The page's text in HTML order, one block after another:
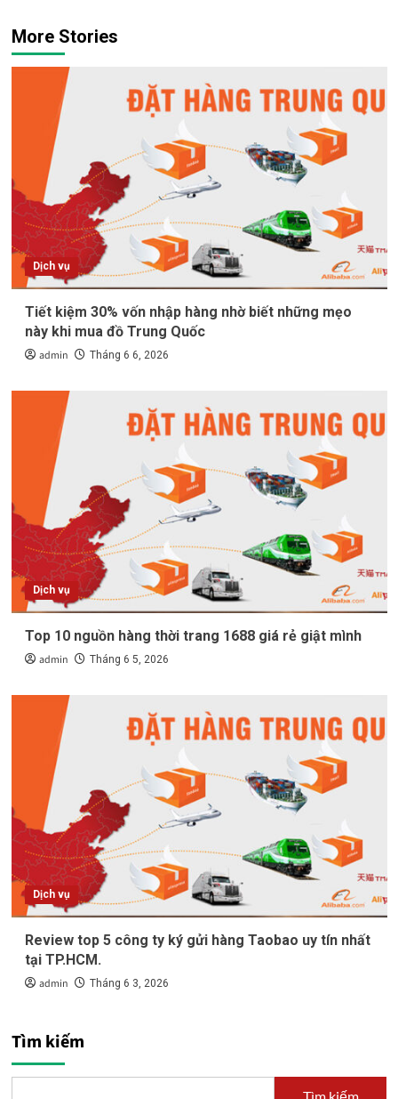
More Stories
Dịch vụ
Tiết kiệm 30% vốn nhập hàng nhờ biết những mẹo
này khi mua đồ Trung Quốc
admin Tháng 6 6, 2026
Dịch vụ
Top 10 nguồn hàng thời trang 1688 giá rẻ giật mình
admin Tháng 6 5, 2026
Dịch vụ
Review top 5 công ty ký gửi hàng Taobao uy tín nhất
tại TP.HCM.
admin Tháng 6 3, 2026
Tìm kiếm